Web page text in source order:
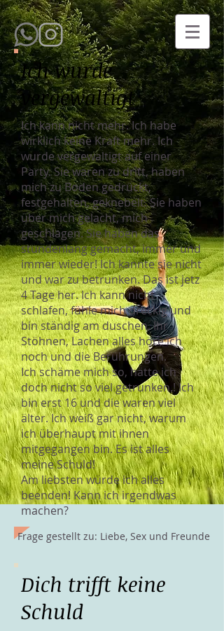
Ich wurde
vergewaltigt
Ich kann nicht mehr. Ich habe
wirklich keine Kraft mehr. Ich
wurde vergewaltigt auf einer
Party. Sie waren zu dritt, haben
mich zu Boden gedrückt,
festgehalten, geknebelt. Sie haben
über mich gelacht, mich
geschlagen. Sie haben das
stundenlang gemacht, immer und
immer wieder! Ich kannte sie nicht
und war zu betrunken. Das ist jetz
4 Tage her. Ich kann nicht
schlafen, fühle mich dreckig und
bin ständig am duschen. Ihr
Stöhnen, Lachen alles höre ich
noch und die Berührungen.
Ich schäme mich so, hätte ich
doch nicht so viel getrunken.! Ich
bin erst 16 und die waren viel
älter. Ich weiß gar nicht, warum
ich überhaupt mit ihnen
mitgegangen bin. Es ist alles
meine Schuld!
Am liebsten würde ich alles
beenden! Kann ich irgendwas
machen?
Frage gestellt zu: Liebe, Sex und Freunde
Dich trifft keine
Schuld